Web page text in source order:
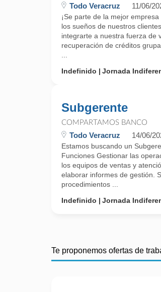
Todo Veracruz 11/06/
¡Se parte de la mejor
los sueños de nuestros
integrarte a nuestra fuerza de
recuperación de créditos
Indefinido
Jornada
Subgerente
COMPARTAMOS BANCO
Todo Veracruz 14/06/
Estamos buscando un
Funciones Gestionar las
los equipos de ventas y
elaborar informes de gestión.
procedimientos ...
Indefinido
Jornada
Te proponemos ofertas de